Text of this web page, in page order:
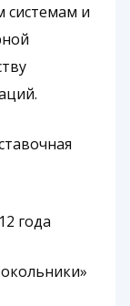
системам и
года